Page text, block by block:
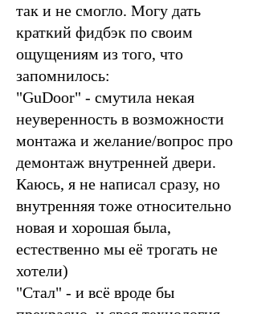
так и не смогло. Могу дать
краткий фидбэк по своим
ощущениям из того, что
запомнилось:
"GuDoor" - смутила некая
неуверенность в возможности
монтажа и желание/вопрос про
демонтаж внутренней двери.
Каюсь, я не написал сразу, но
внутренняя тоже относительно
новая и хорошая была,
естественно мы её трогать не
хотели)
"Стал" - и всё вроде бы